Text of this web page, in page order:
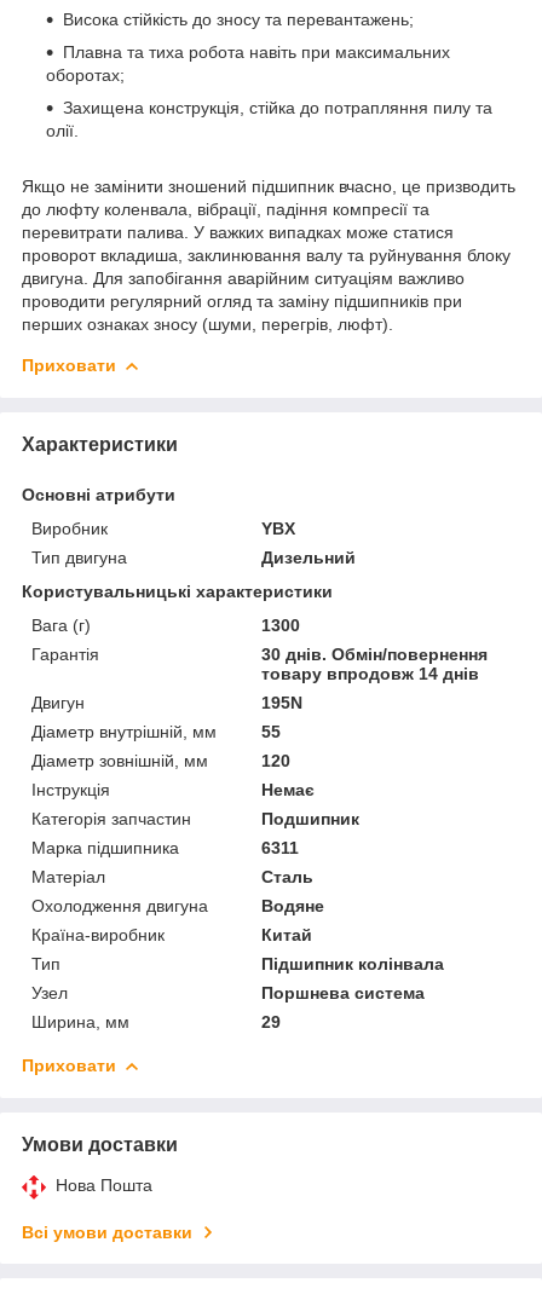
Висока стійкість до зносу та перевантажень;
Плавна та тиха робота навіть при максимальних
оборотах;
Захищена конструкція, стійка до потрапляння пилу та
олії.
Якщо не замінити зношений підшипник вчасно, це призводить
до люфту коленвала, вібрації, падіння компресії та
перевитрати палива. У важких випадках може статися
проворот вкладиша, заклинювання валу та руйнування блоку
двигуна. Для запобігання аварійним ситуаціям важливо
проводити регулярний огляд та заміну підшипників при
перших ознаках зносу (шуми, перегрів, люфт).
Приховати
Характеристики
Основні атрибути
Виробник
YBX
Тип двигуна
Дизельний
Користувальницькі характеристики
Вага (г)
1300
Гарантія
30 днів. Обмін/повернення
товару впродовж 14 днів
Двигун
195N
Діаметр внутрішній, мм
55
Діаметр зовнішній, мм
120
Інструкція
Немає
Категорія запчастин
Подшипник
Марка підшипника
6311
Матеріал
Сталь
Охолодження двигуна
Водяне
Країна-виробник
Китай
Тип
Підшипник колінвала
Узел
Поршнева система
Ширина, мм
29
Приховати
Умови доставки
Нова Пошта
Всі умови доставки